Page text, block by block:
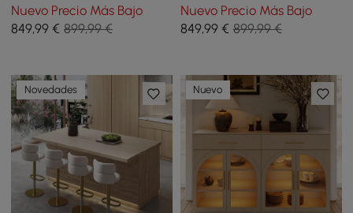
luz LED, para 2-4 asientos
Nuevo Precio Más Bajo
849,99 € 899,99 €
LED, capacidad para 2-4
personas
Nuevo Precio Más Bajo
849,99€ 899,99 €
Novedades Nuevo